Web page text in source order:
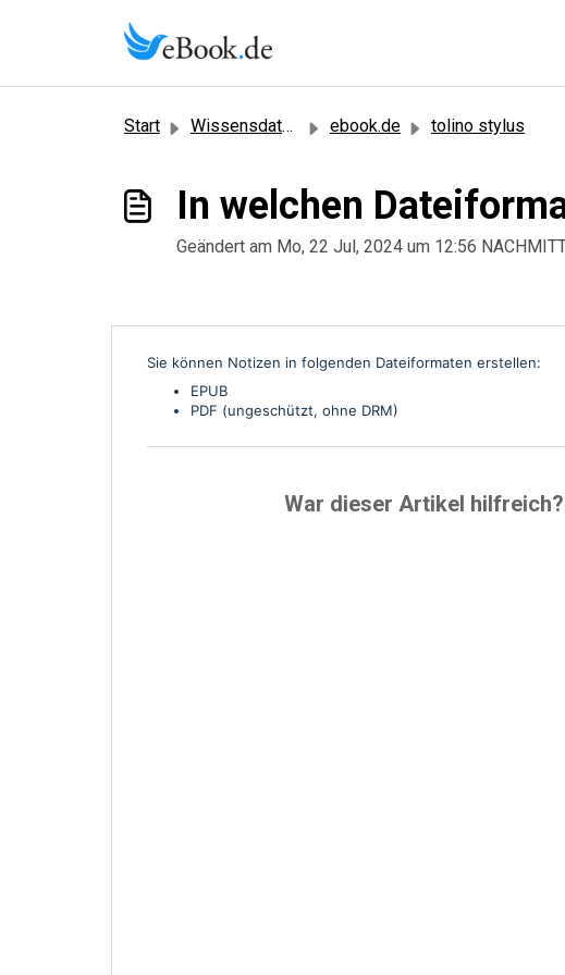
Start Wissensdatenbank ebook.de tolino stylus
In welchen
Geändert am Mo, 22 Jul, 2024 um 12:56
Sie können Notizen in folgenden Dateiformaten erstellen:
EPUB
PDF (ungeschützt, ohne DRM)
War dieser Artikel hilfreich?